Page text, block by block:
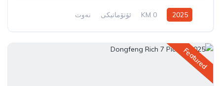
2025
0 KM ئۆتۆماتیکی
نەوت
Featured